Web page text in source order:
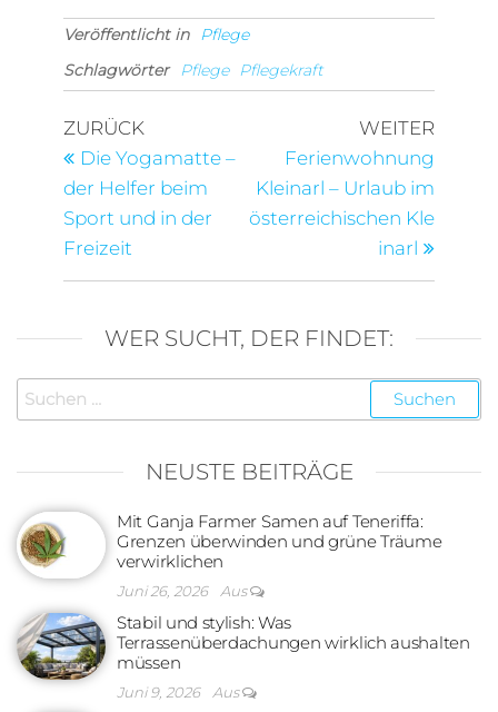
Veröffentlicht in
Pflege
Schlagwörter
Pflege Pflegekraft
Beitragsnavigation
Vorheriger
Beitrag
ZURÜCK
Die Yogamatte –
der Helfer beim
Sport und in der
Freizeit
WEITER
Ferienwohnung
Kleinarl – Urlaub im
österreichischen Kle
inarl
WER SUCHT, DER FINDET:
Suchen
nach:
NEUSTE BEITRÄGE
Mit Ganja Farmer Samen auf Teneriffa:
Grenzen überwinden und grüne Träume
verwirklichen
Juni 26, 2026 Aus
Stabil und stylish: Was
Terrassenüberdachungen wirklich aushalten
müssen
Juni 9, 2026 Aus